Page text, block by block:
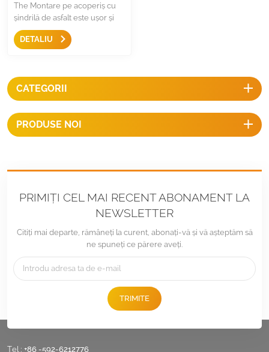
The Montare pe acoperiș cu
șindrilă de asfalt este ușor și
rezistent la apă, cu suportul L îl
face compatibil cu majoritatea
fac acoperișul dvs. cu o
estetică superioară. Este o
soluție de montare rentabilă
pentru acoperișurile din
șindrilă de asfalt.
DETALIU
CATEGORII
PRODUSE NOI
PRIMIȚI CEL MAI RECENT ABONAMENT LA
NEWSLETTER
Citiți mai departe, rămâneți la curent, abonați-vă și vă așteptăm să
ne spuneți ce părere aveți.
TRIMITE
Tel : +86 -592-6212776